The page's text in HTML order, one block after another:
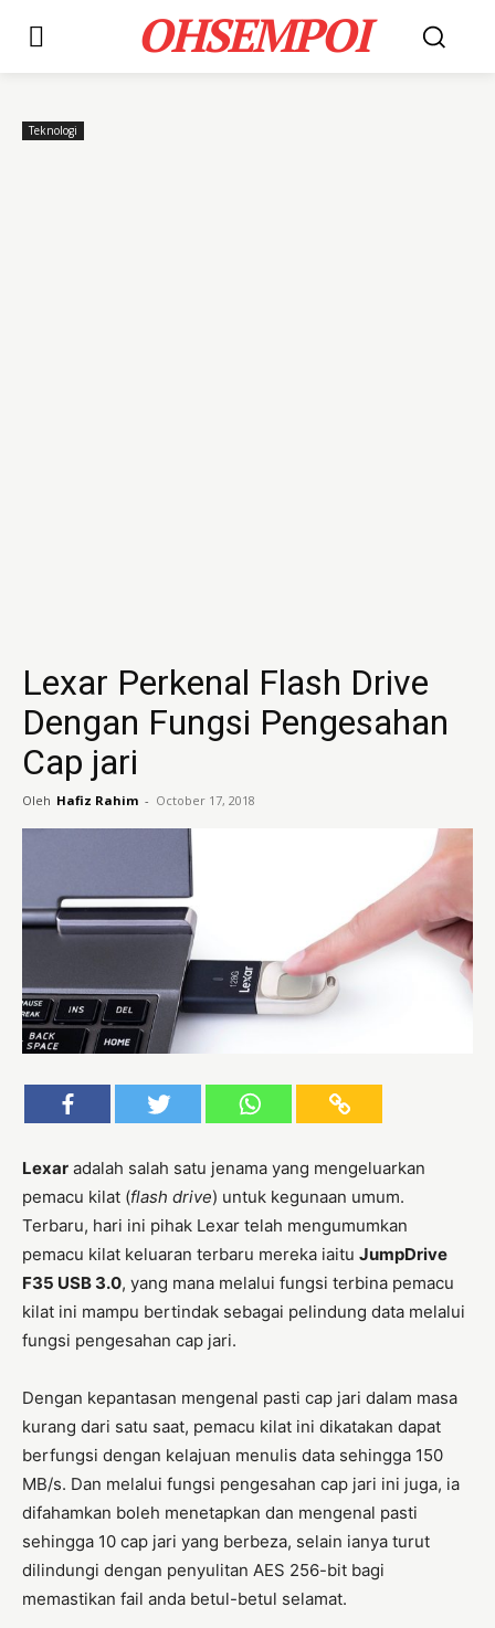
OHSEMPOI
Teknologi
Lexar Perkenal Flash Drive
Dengan Fungsi Pengesahan
Cap jari
Oleh Hafiz Rahim - October 17, 2018
Lexar adalah salah satu jenama yang mengeluarkan
pemacu kilat (flash drive) untuk kegunaan umum.
Terbaru, hari ini pihak Lexar telah mengumumkan
pemacu kilat keluaran terbaru mereka iaitu JumpDrive
F35 USB 3.0, yang mana melalui fungsi terbina pemacu
kilat ini mampu bertindak sebagai pelindung data melalui
fungsi pengesahan cap jari.
Dengan kepantasan mengenal pasti cap jari dalam masa
kurang dari satu saat, pemacu kilat ini dikatakan dapat
berfungsi dengan kelajuan menulis data sehingga 150
MB/s. Dan melalui fungsi pengesahan cap jari ini juga, ia
difahamkan boleh menetapkan dan mengenal pasti
sehingga 10 cap jari yang berbeza, selain ianya turut
dilindungi dengan penyulitan AES 256-bit bagi
memastikan fail anda betul-betul selamat.